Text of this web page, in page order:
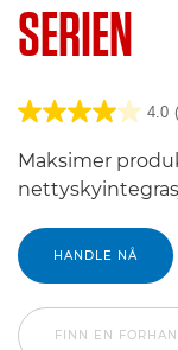
SERIEN
4.0
Maksimer
HANDLE NÅ
FINN EN